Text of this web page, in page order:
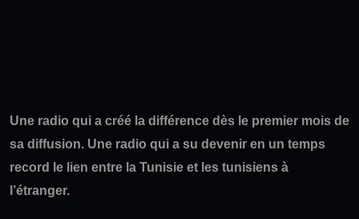
Une radio qui a créé la différence dès le premier mois de
sa diffusion. Une radio qui a su devenir en un temps
record le lien entre la Tunisie et les tunisiens à
l’étranger.